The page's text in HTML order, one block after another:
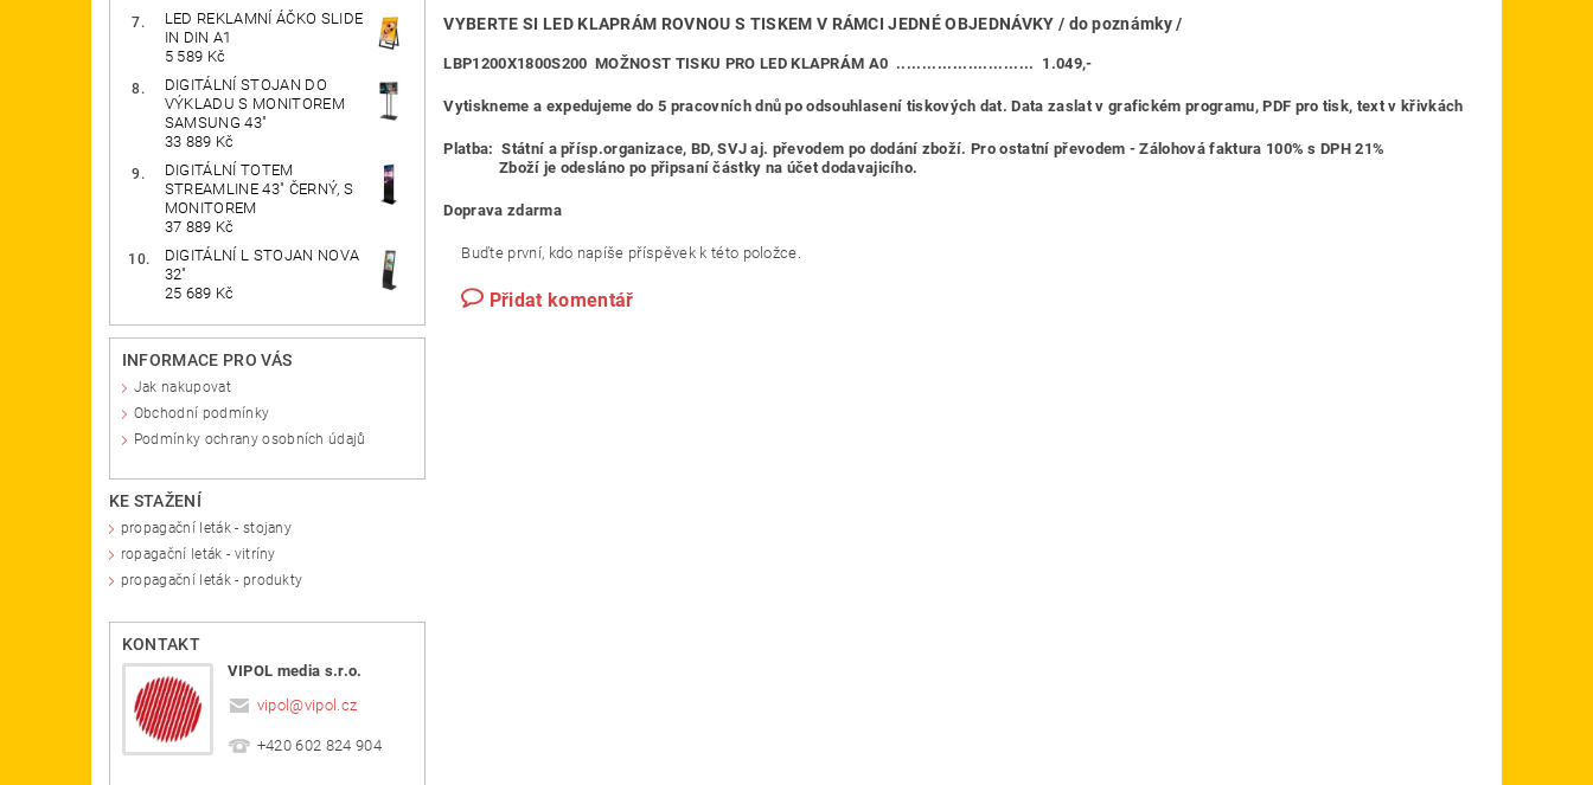
LED REKLAMNÍ ÁČKO SLIDE
IN DIN A1
5 589 Kč
DIGITÁLNÍ STOJAN DO
VÝKLADU S MONITOREM
SAMSUNG 43"
33 889 Kč
DIGITÁLNÍ TOTEM
STREAMLINE 43" ČERNÝ, S
MONITOREM
37 889 Kč
DIGITÁLNÍ L STOJAN NOVA
32"
25 689 Kč
INFORMACE PRO VÁS
Jak nakupovat
Obchodní podmínky
Podmínky ochrany osobních údajů
KE STAŽENÍ
propagační leták - stojany
ropagační leták - vitríny
propagační leták - produkty
KONTAKT
VIPOL media s.r.o.
vipol@vipol.cz
+420 602 824 904
VYBERTE SI LED KLAPRÁM ROVNOU S TISKEM V RÁMCI JEDNÉ OBJEDNÁVKY / do poznámky /
LBP1200X1800S200 MOŽNOST TISKU PRO LED KLAPRÁM A0 ........................... 1.049,-
Vytiskneme a expedujeme do 5 pracovních dnů po odsouhlasení tiskových dat. Data zaslat v grafickém programu, PDF pro tisk, text v křivkách
Platba: Státní a přísp.organizace, BD, SVJ aj. převodem po dodání zboží. Pro ostatní převodem - Zálohová faktura 100% s DPH 21%
Zboží je odesláno po připsaní částky na účet dodavajicího.
Doprava zdarma
Buďte první, kdo napíše příspěvek k této položce.
Přidat komentář